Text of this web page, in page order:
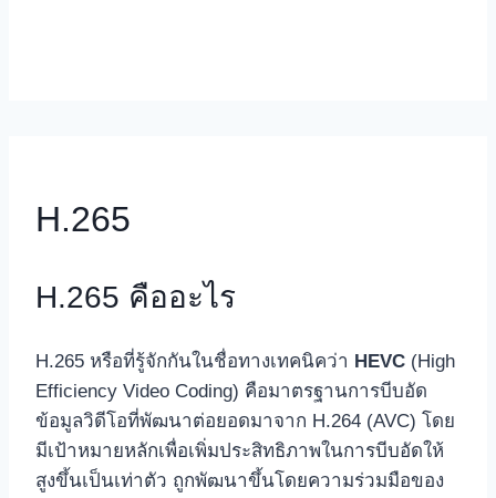
H.265
H.265 คืออะไร
H.265 หรือที่รู้จักกันในชื่อทางเทคนิคว่า HEVC (High
Efficiency Video Coding) คือมาตรฐานการบีบอัด
ข้อมูลวิดีโอที่พัฒนาต่อยอดมาจาก H.264 (AVC) โดย
มีเป้าหมายหลักเพื่อเพิ่มประสิทธิภาพในการบีบอัดให้
สูงขึ้นเป็นเท่าตัว ถูกพัฒนาขึ้นโดยความร่วมมือของ